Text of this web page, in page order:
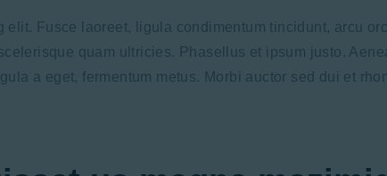
elit. Fusce laoreet, ligula condimentum tincidunt, arcu
quam ultricies. Phasellus et ipsum justo.
a eget, fermentum metus. Morbi auctor sed dui et